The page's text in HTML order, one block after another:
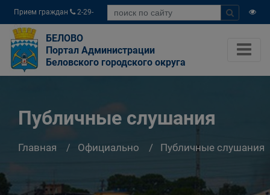
Прием граждан
2-29-
04
БЕЛОВО
Портал Администрации
Беловского городского округа
Публичные слушания
Главная Официально Публичные слушания